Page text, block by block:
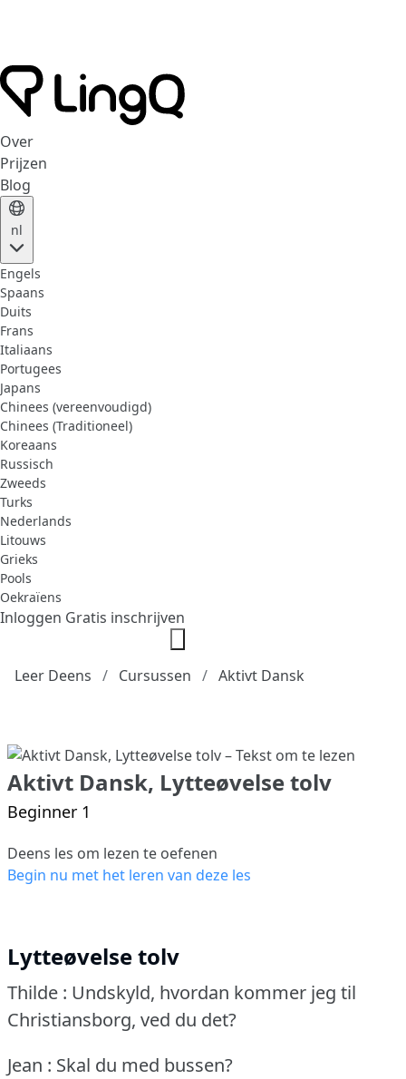
Over
Prijzen
Blog
nl
Engels
Spaans
Duits
Frans
Italiaans
Portugees
Japans
Chinees (vereenvoudigd)
Chinees (Traditioneel)
Koreaans
Russisch
Zweeds
Turks
Nederlands
Litouws
Grieks
Pools
Oekraïens
Inloggen Gratis inschrijven
Leer Deens Cursussen Aktivt Dansk
Aktivt Dansk, Lytteøvelse tolv
Beginner 1
Deens les om lezen te oefenen
Begin nu met het leren van deze les
Lytteøvelse tolv
Thilde : Undskyld, hvordan kommer jeg til
Christiansborg, ved du det?
Jean : Skal du med bussen?